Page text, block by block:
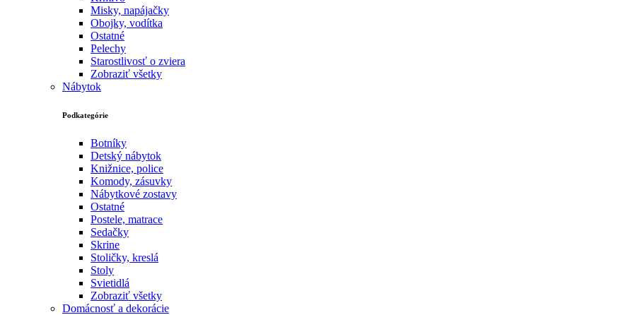
Misky, napájačky
Obojky, vodítka
Ostatné
Pelechy
Starostlivosť o zviera
Zobraziť všetky
Nábytok
Podkategórie
Botníky
Detský nábytok
Knižnice, police
Komody, zásuvky
Nábytkové zostavy
Ostatné
Postele, matrace
Sedačky
Skrine
Stoličky, kreslá
Stoly
Svietidlá
Zobraziť všetky
Domácnosť a dekorácie